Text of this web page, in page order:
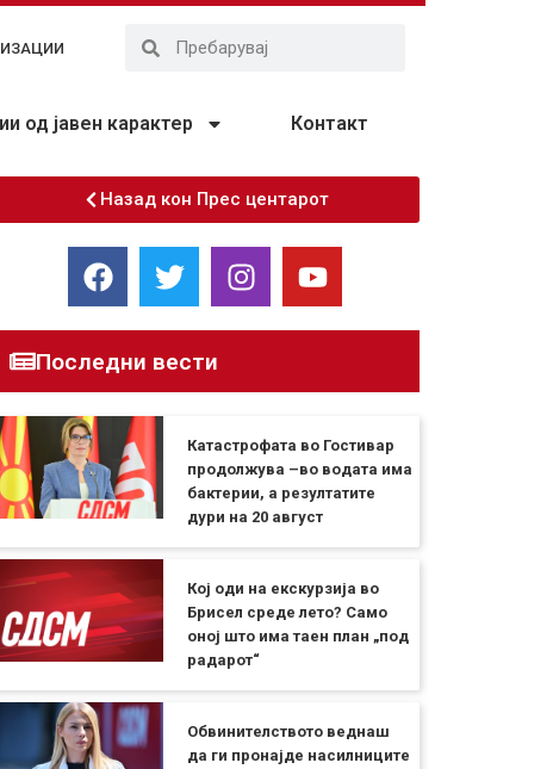
од јавен карактер Контакт
Назад кон Прес центарот
Последни вести
Катастрофата во Гостивар
продолжува –во водата има
бактерии, а резултатите
дури на 20 август
Кој оди на екскурзија во
Брисел среде лето? Само
оној што има таен план „под
радарот“
Обвинителството веднаш
да ги пронајде насилниците